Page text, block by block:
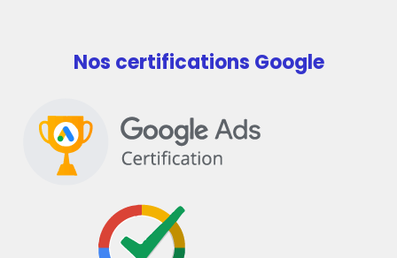
Nos certifications Google